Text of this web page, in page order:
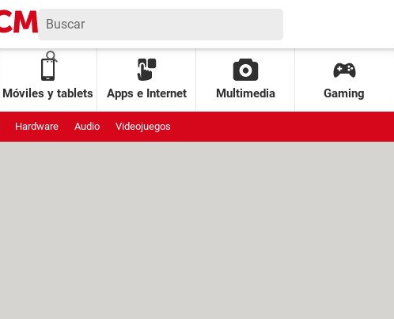
Móviles y tablets Apps e Internet Multimedia Gaming
Hardware Audio Videojuegos